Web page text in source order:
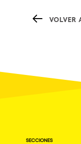
VOLVER
SECCIONES